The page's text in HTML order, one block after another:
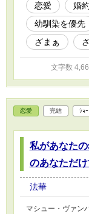
恋愛 婚
幼馴染を優先
ざまぁ
文字数
恋愛 完結 ｼｮ
私があなた
のあなただ
法華
マシュー・ヴァン